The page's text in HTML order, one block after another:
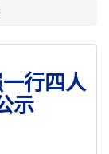
行四人
示